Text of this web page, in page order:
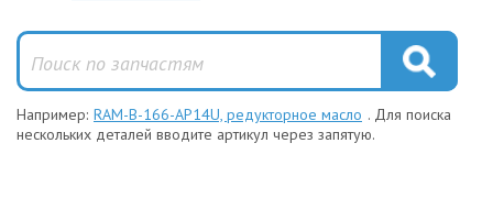
Например: RAM-B-166-AP14U, редукторное масло . Для поиска
нескольких деталей вводите артикул через запятую.